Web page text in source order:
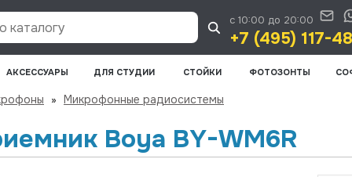
с 10:00 до 20:00
+7 (495) 117-
АКСЕССУАРЫ ДЛЯ СТУДИИ СТОЙКИ ФОТОЗОНТЫ
» Микрофонные радиосистемы
Boya BY-WM6R